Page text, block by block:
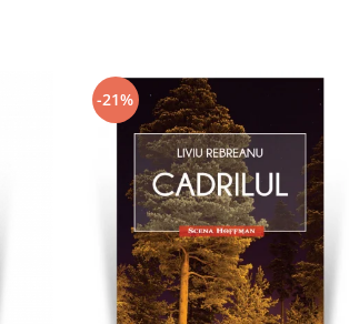
-21%